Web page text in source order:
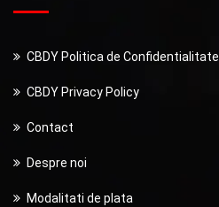
CBDY Politica de Confidentialitate
CBDY Privacy Policy
Contact
Despre noi
Modalitati de plata